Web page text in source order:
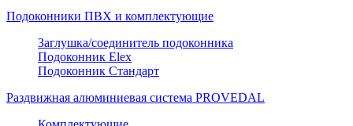
Подоконники ПВХ и комплектующие
Заглушка/соединитель подоконника
Подоконник Elex
Подоконник Стандарт
Раздвижная алюминиевая система PROVEDAL